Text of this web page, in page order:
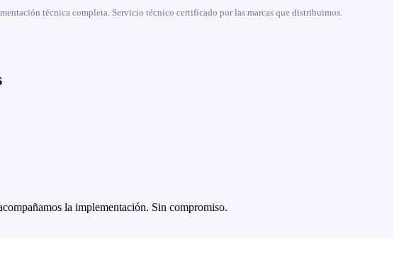
técnica completa. Servicio técnico certificado por las marcas que distribuimos.
la implementación. Sin compromiso.